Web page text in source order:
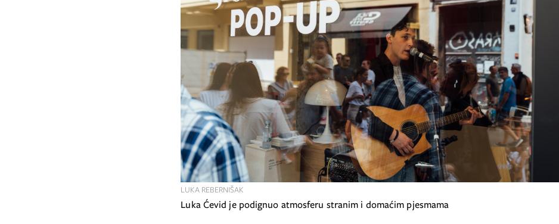
Luka Ćevid je podignuo atmosferu stranim i domaćim pjesmama
LUKA REBERNIŠAK